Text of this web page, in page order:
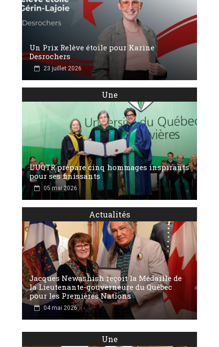
Un Prix Relève étoile pour Karine
Desrochers
23 juillet 2026
Une
L’UQTR prépare cinq hommages inspirants
pour ses finissants
05 mai 2026
Actualités
Jacques Newashish reçoit la Médaille de
la Lieutenante-gouverneure du Québec
pour les Premières Nations
04 mai 2026
Une